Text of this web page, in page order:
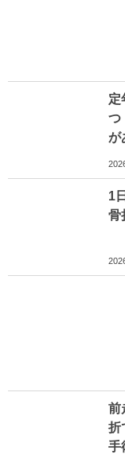
定
つ
が
1
骨
前
折
手